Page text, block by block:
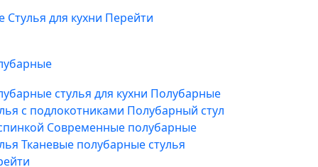
Стулья для кухни Перейти
стулья для кухни Полубарные
с подлокотниками Полубарный стул
Современные полубарные
Тканевые полубарные стулья